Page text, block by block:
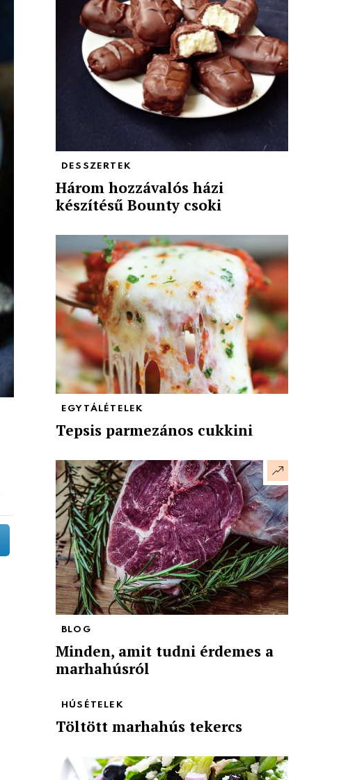
DESSZERTEK
Három hozzávalós házi
készítésű Bounty csoki
EGYTÁLÉTELEK
Tepsis parmezános cukkini
BLOG
Minden, amit tudni érdemes a
marhahúsról
HÚSÉTELEK
Töltött marhahús tekercs